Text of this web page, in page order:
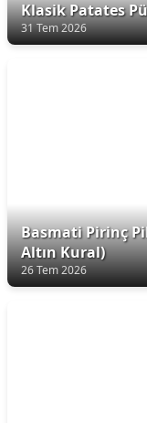
Klasik Patates
31 Tem 2026
Basmati Pirinç
Altın Kural)
26 Tem 2026